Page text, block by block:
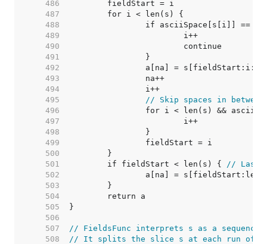
   486
   487
   488
   489
   490
   491
   492
   493
   494
   495
// Skip spaces in
   496
   497
   498
   499
   500
   501
	if fieldStart < len(s) {
// Last
   502
   503
   504
   505
   506
   507
// FieldsFunc interprets s as a sequence
   508
// It splits the slice s at each run of